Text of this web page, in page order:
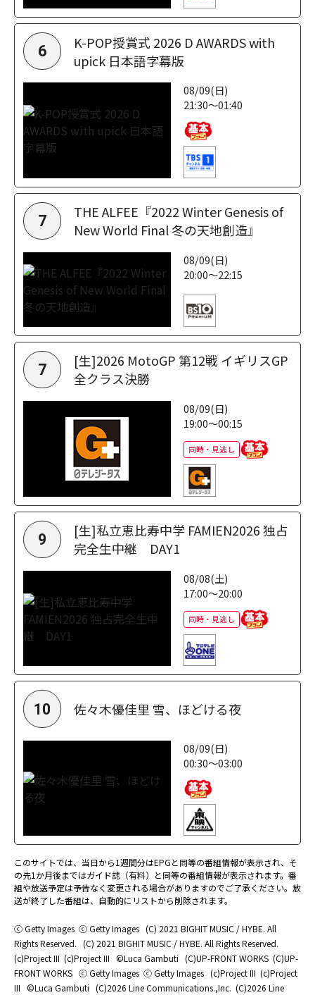
6
K-POP授賞式 2026 D AWARDS with
upick 日本語字幕版
08/09(日)
21:30～01:40
7
THE ALFEE『2022 Winter Genesis of
New World Final 冬の天地創造』
08/09(日)
20:00～22:15
7
[生]2026 MotoGP 第12戦 イギリスGP
全クラス決勝
08/09(日)
19:00～00:15
同時・見逃し
9
[生]私立恵比寿中学 FAMIEN2026 独占
完全生中継 DAY1
08/08(土)
17:00～20:00
同時・見逃し
10 佐々木優佳里 雪、ほどける夜
08/09(日)
00:30～03:00
このサイトでは、当日から1週間分はEPGと同等の番組情報が表示され、そ
の先1か月後まではガイド誌（有料）と同等の番組情報が表示されます。番
組や放送予定は予告なく変更される場合がありますのでご了承ください。放
送が終了した番組は、自動的にリストから削除されます。
ⓒ Getty Images ⓒ Getty Images (C) 2021 BIGHIT MUSIC / HYBE. All
Rights Reserved. (C) 2021 BIGHIT MUSIC / HYBE. All Rights Reserved.
(c)Project III (c)Project III ©Luca Gambuti (C)UP-FRONT WORKS (C)UP-
FRONT WORKS ⓒ Getty Images ⓒ Getty Images (c)Project III (c)Project
III ©Luca Gambuti (C)2026 Line Communications.,Inc. (C)2026 Line